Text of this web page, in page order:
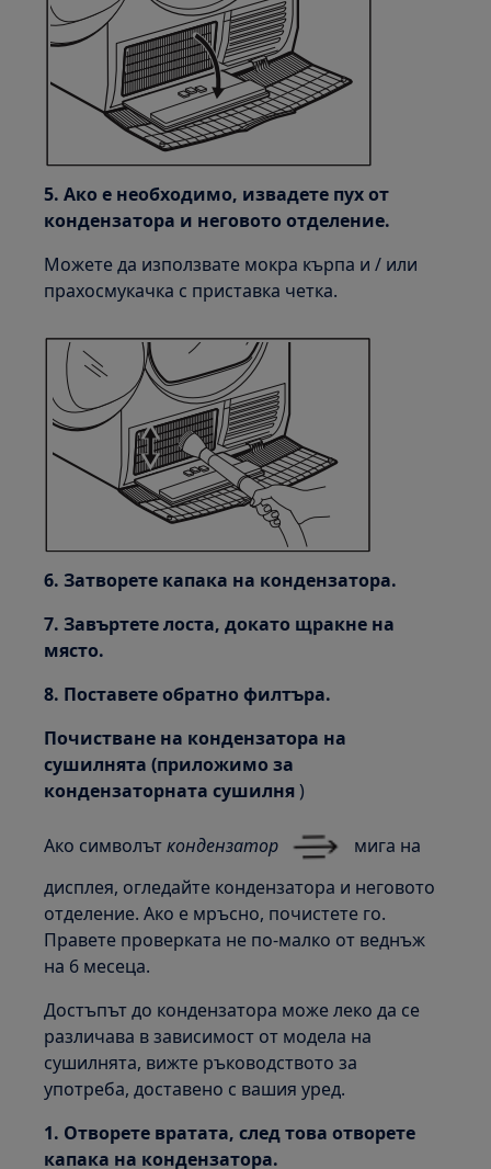
5. Ако е необходимо, извадете пух от
кондензатора и неговото отделение.
Можете да използвате мокра кърпа и / или
прахосмукачка с приставка четка.
6. Затворете капака на кондензатора.
7. Завъртете лоста, докато щракне на
място.
8. Поставете обратно филтъра.
Почистване на кондензатора на
сушилнята (приложимо за
кондензаторната сушилня)
Ако символъткондензатор
мига на
дисплея, огледайте кондензатора и неговото
отделение. Ако е мръсно, почистете го.
Правете проверката не по-малко от веднъж
на 6 месеца.
Достъпът до кондензатора може леко да се
различава в зависимост от модела на
сушилнята, вижте ръководството за
употреба, доставено с вашия уред.
1. Отворете вратата, след това отворете
капака на кондензатора.